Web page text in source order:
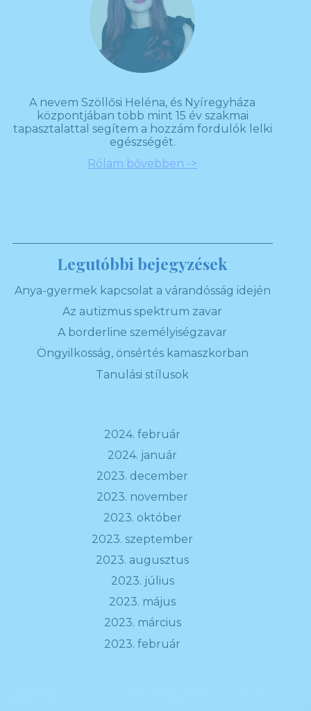
A nevem Szöllősi Heléna, és Nyíregyháza
központjában több mint 15 év szakmai
tapasztalattal segítem a hozzám fordulók lelki
egészségét.
Rólam bővebben ->
Legutóbbi bejegyzések
Anya-gyermek kapcsolat a várandósság idején
Az autizmus spektrum zavar
A borderline személyiségzavar
Öngyilkosság, önsértés kamaszkorban
Tanulási stílusok
2024. február
2024. január
2023. december
2023. november
2023. október
2023. szeptember
2023. augusztus
2023. július
2023. május
2023. március
2023. február